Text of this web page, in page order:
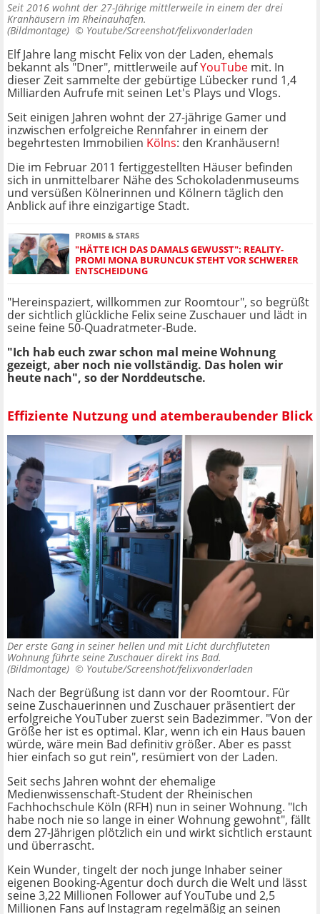
Seit 2016 wohnt der 27-Jährige mittlerweile in einem der drei
Kranhäusern im Rheinauhafen.
(Bildmontage) © Youtube/Screenshot/felixvonderladen
Elf Jahre lang mischt Felix von der Laden, ehemals
bekannt als "Dner", mittlerweile aufYouTube mit. In
dieser Zeit sammelte der gebürtige Lübecker rund 1,4
Milliarden Aufrufe mit seinen Let's Plays und Vlogs.
Seit einigen Jahren wohnt der 27-jährige Gamer und
inzwischen erfolgreiche Rennfahrer in einem der
begehrtesten Immobilien Kölns: den Kranhäusern!
Die im Februar 2011 fertiggestellten Häuser befinden
sich in unmittelbarer Nähe des Schokoladenmuseums
und versüßen Kölnerinnen und Kölnern täglich den
Anblick auf ihre einzigartige Stadt.
PROMIS & STARS
"HÄTTE ICH DAS DAMALS GEWUSST": REALITY-
PROMI MONA BURUNCUK STEHT VOR SCHWERER
ENTSCHEIDUNG
"Hereinspaziert, willkommen zur Roomtour", so begrüßt
der sichtlich glückliche Felix seine Zuschauer und lädt in
seine feine 50-Quadratmeter-Bude.
"Ich hab euch zwar schon mal meine Wohnung
gezeigt, aber noch nie vollständig. Das holen wir
heute nach", so der Norddeutsche.
Effiziente Nutzung und atemberaubender Blick
Der erste Gang in seiner hellen und mit Licht durchfluteten
Wohnung führte seine Zuschauer direkt ins Bad.
(Bildmontage) © Youtube/Screenshot/felixvonderladen
Nach der Begrüßung ist dann vor der Roomtour. Für
seine Zuschauerinnen und Zuschauer präsentiert der
erfolgreiche YouTuber zuerst sein Badezimmer. "Von der
Größe her ist es optimal. Klar, wenn ich ein Haus bauen
würde, wäre mein Bad definitiv größer. Aber es passt
hier einfach so gut rein", resümiert von der Laden.
Seit sechs Jahren wohnt der ehemalige
Medienwissenschaft-Student der Rheinischen
Fachhochschule Köln (RFH) nun in seiner Wohnung. "Ich
habe noch nie so lange in einer Wohnung gewohnt", fällt
dem 27-Jährigen plötzlich ein und wirkt sichtlich erstaunt
und überrascht.
Kein Wunder, tingelt der noch junge Inhaber seiner
eigenen Booking-Agentur doch durch die Welt und lässt
seine 3,22 Millionen Follower auf YouTube und 2,5
Millionen Fans auf Instagram regelmäßig an seinen